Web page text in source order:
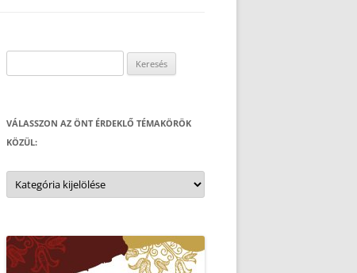
VÁLASSZON AZ ÖNT ÉRDEKLŐ TÉMAKÖRÖK
KÖZÜL:
Válasszon
az
Önt